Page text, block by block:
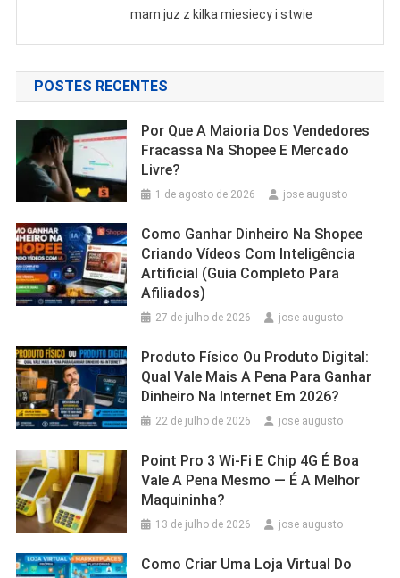
mam juz z kilka miesiecy i stwie
POSTES RECENTES
Por Que A Maioria Dos Vendedores
Fracassa Na Shopee E Mercado
Livre?
1 de agosto de 2026 jose augusto
Como Ganhar Dinheiro Na Shopee
Criando Vídeos Com Inteligência
Artificial (Guia Completo Para
Afiliados)
27 de julho de 2026 jose augusto
Produto Físico Ou Produto Digital:
Qual Vale Mais A Pena Para Ganhar
Dinheiro Na Internet Em 2026?
22 de julho de 2026 jose augusto
Point Pro 3 Wi‑Fi E Chip 4G É Boa
Vale A Pena Mesmo — É A Melhor
Maquininha?
13 de julho de 2026 jose augusto
Como Criar Uma Loja Virtual Do